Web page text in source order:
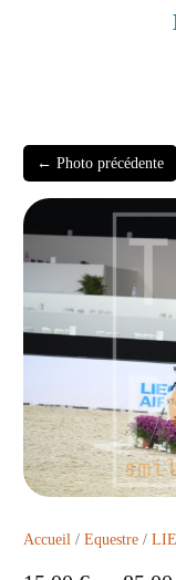
← Photo précédente
Accueil /Equestre /